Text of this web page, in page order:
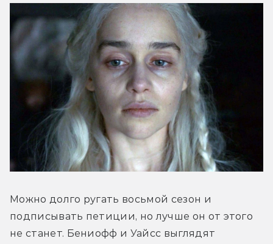
Можно долго ругать восьмой сезон и
подписывать петиции, но лучше он от этого
не станет. Бениофф и Уайсс выглядят